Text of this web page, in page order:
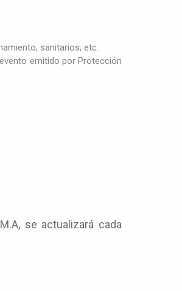
sanitarios, etc.
emitido por Protección
se actualizará cada